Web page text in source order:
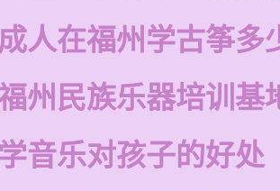
成人在福州学古筝多
州民族乐器培训基
学音乐对孩子的好处